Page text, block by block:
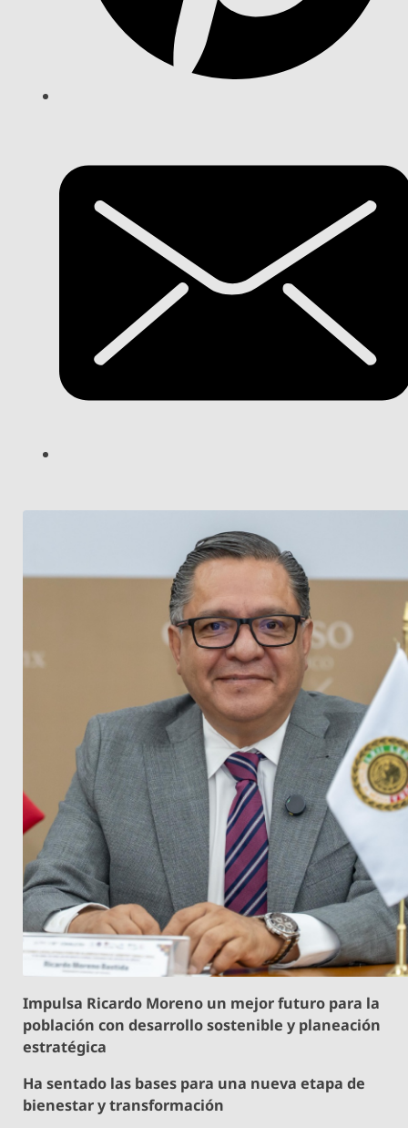
Impulsa Ricardo Moreno un mejor futuro para la
población con desarrollo sostenible y planeación
estratégica
Ha sentado las bases para una nueva etapa de
bienestar y transformación